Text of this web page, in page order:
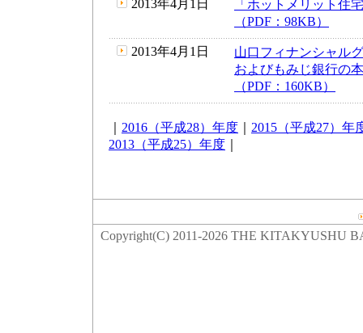
2013年4月1日
「ホットメリット住
（PDF：98KB）
2013年4月1日
山口フィナンシャル
およびもみじ銀行の
（PDF：160KB）
2016（平成28）年度
2015（平成27）年
2013（平成25）年度
Copyright(C) 2011-2026 THE KITAKYUSHU